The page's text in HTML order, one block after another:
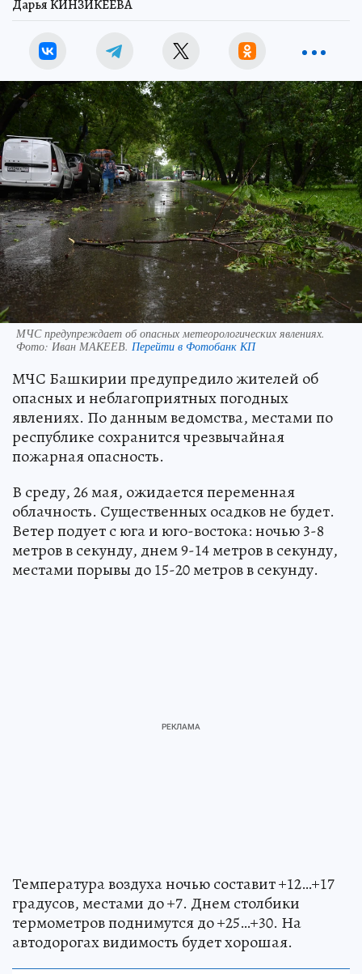
Дарья КИНЗИКЕЕВА
МЧС предупреждает об опасных метеорологических явлениях.
Фото: Иван МАКЕЕВ. Перейти в Фотобанк КП
МЧС Башкирии предупредило жителей об
опасных и неблагоприятных погодных
явлениях. По данным ведомства, местами по
республике сохранится чрезвычайная
пожарная опасность.
В среду, 26 мая, ожидается переменная
облачность. Существенных осадков не будет.
Ветер подует с юга и юго-востока: ночью 3-8
метров в секунду, днем 9-14 метров в секунду,
местами порывы до 15-20 метров в секунду.
Температура воздуха ночью составит +12…+17
градусов, местами до +7. Днем столбики
термометров поднимутся до +25…+30. На
автодорогах видимость будет хорошая.